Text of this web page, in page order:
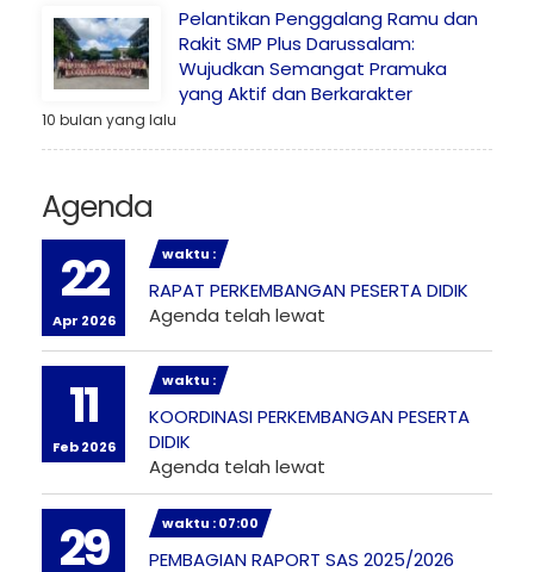
Pelantikan Penggalang Ramu dan
Rakit SMP Plus Darussalam:
Wujudkan Semangat Pramuka
yang Aktif dan Berkarakter
10 bulan yang lalu
Agenda
22
Apr 2026
waktu :
RAPAT PERKEMBANGAN PESERTA DIDIK
Agenda telah lewat
11
Feb 2026
waktu :
KOORDINASI PERKEMBANGAN PESERTA
DIDIK
Agenda telah lewat
29 waktu : 07:00
PEMBAGIAN RAPORT SAS 2025/2026